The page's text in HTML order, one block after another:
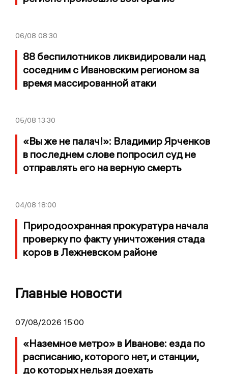
06/08 08:30
88 беспилотников ликвидировали над
соседним с Ивановским регионом за
время массированной атаки
05/08 13:30
«Вы же не палач!»: Владимир Ярченков
в последнем слове попросил суд не
отправлять его на верную смерть
04/08 18:00
Природоохранная прокуратура начала
проверку по факту уничтожения стада
коров в Лежневском районе
Главные новости
07/08/2026 15:00
«Наземное метро» в Иванове: езда по
расписанию, которого нет, и станции,
до которых нельзя доехать